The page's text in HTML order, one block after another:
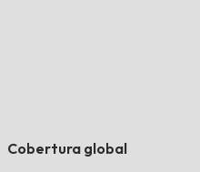
Cobertura global